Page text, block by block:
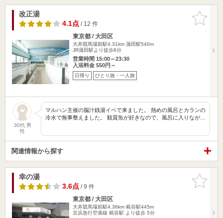
お気に入
りに追加
改正湯
4.1点/ 12 件
東京都 / 大田区
大井競馬場前駅4.31km 蒲田駅540m
JR蒲田駅より徒歩8分
営業時間 15:00～23:30
入浴料金 550円～
日帰り ひとり旅・一人旅
30代 男
性
マルハン主催の脳汁銭湯イベで来ました。 熱めの風呂とカランの
冷水で無事整えました。 観賞魚が好きなので、風呂に入りなが…
関連情報から探す
お気に入
りに追加
幸の湯
3.6点/ 9 件
東京都 / 大田区
大井競馬場前駅4.36km 糀谷駅445m
京浜急行空港線 糀谷駅 より徒歩 5分